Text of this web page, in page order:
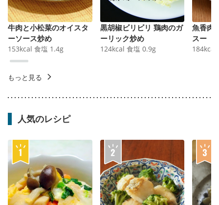
牛肉と小松菜のオイスタ
ーソース炒め
153kcal 食塩 1.4g
黒胡椒ビリビリ 鶏肉のガ
ーリック炒め
124kcal 食塩 0.9g
魚香肉
スー
184kcal
もっと見る
人気のレシピ